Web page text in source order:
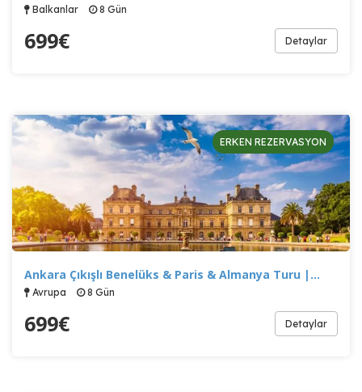
Balkanlar 8 Gün
699€ Detaylar
ERKEN REZERVASYON
Ankara Çıkışlı Benelüks & Paris & Almanya Turu |…
Avrupa 8 Gün
699€ Detaylar